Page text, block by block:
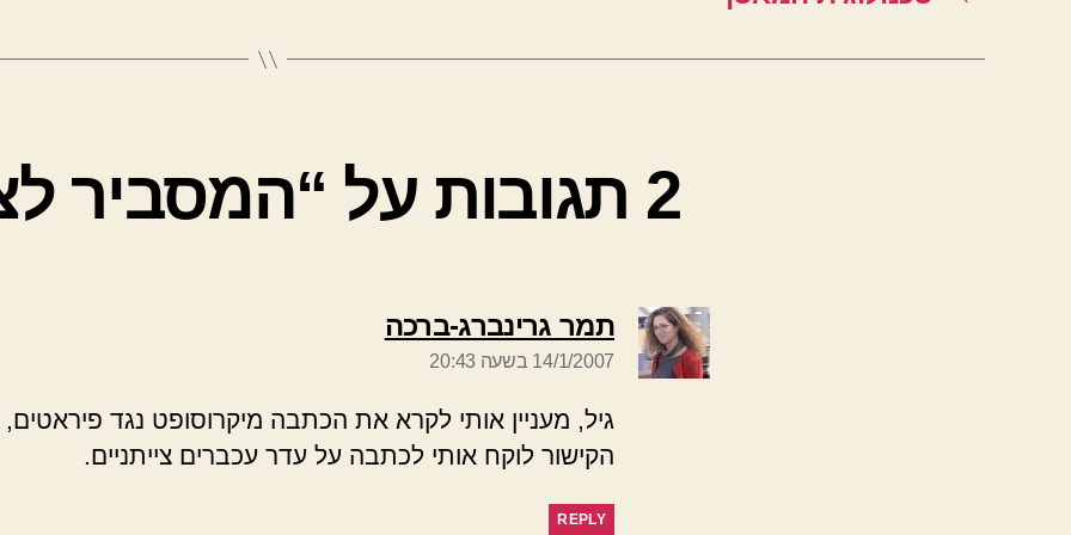
2 תגובות על “המסביר לצרחן”
תמר גרינברג-ברכה
14/1/2007 בשעה 20:43
גיל, מעניין אותי לקרא את הכתבה מיקרוסופט נגד
הקישור לוקח אותי לכתבה על עדר עכברים צייתניים.
REPLY